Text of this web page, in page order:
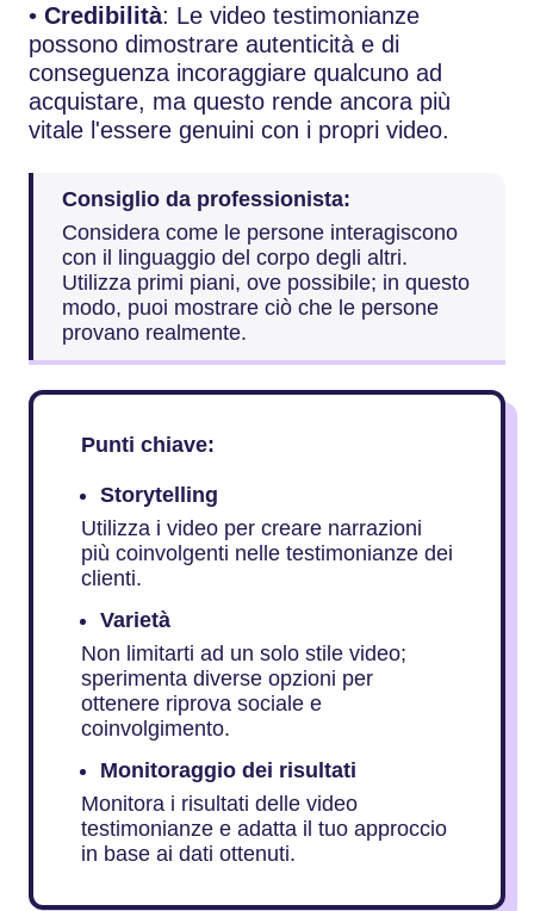
• Credibilità: Le video testimonianze
possono dimostrare autenticità e di
conseguenza incoraggiare qualcuno ad
acquistare, ma questo rende ancora più
vitale l'essere genuini con i propri video.
Consiglio da professionista:
Considera come le persone interagiscono
con il linguaggio del corpo degli altri.
Utilizza primi piani, ove possibile; in questo
modo, puoi mostrare ciò che le persone
provano realmente.
Punti chiave:
Storytelling
Utilizza i video per creare narrazioni
più coinvolgenti nelle testimonianze dei
clienti.
Varietà
Non limitarti ad un solo stile video;
sperimenta diverse opzioni per
ottenere riprova sociale e
coinvolgimento.
Monitoraggio dei risultati
Monitora i risultati delle video
testimonianze e adatta il tuo approccio
in base ai dati ottenuti.